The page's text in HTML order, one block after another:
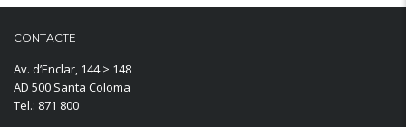
CONTACTE
Av. d’Enclar, 144 > 148
AD 500 Santa Coloma
Tel.: 871 800